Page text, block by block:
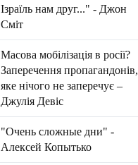
Ізраїль нам друг..." - Джон
Сміт
Масова мобілізація в росії?
Заперечення пропагандонів,
яке нічого не заперечує –
Джулія Девіс
"Очень сложные дни" -
Алексей Копытько